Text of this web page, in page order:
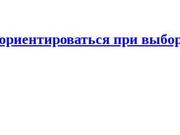
при